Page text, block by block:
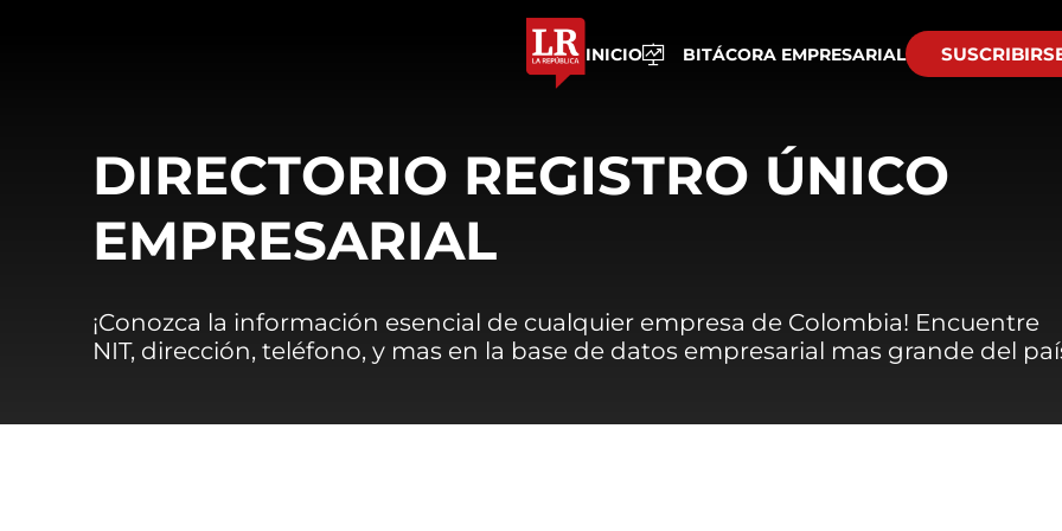
INICIO BITÁCORA EMPRESARIAL
DIRECTORIO REGISTRO ÚNICO
EMPRESARIAL
¡Conozca la información esencial de cualquier empresa de Colombia! Encuentre
NIT, dirección, teléfono, y mas en la base de datos empresarial mas grande del